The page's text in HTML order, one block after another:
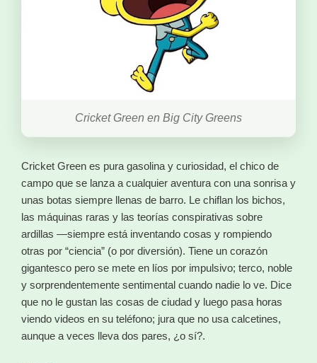
Cricket Green en Big City Greens
Cricket Green es pura gasolina y curiosidad, el chico de
campo que se lanza a cualquier aventura con una sonrisa y
unas botas siempre llenas de barro. Le chiflan los bichos,
las máquinas raras y las teorías conspirativas sobre
ardillas —siempre está inventando cosas y rompiendo
otras por “ciencia” (o por diversión). Tiene un corazón
gigantesco pero se mete en líos por impulsivo; terco, noble
y sorprendentemente sentimental cuando nadie lo ve. Dice
que no le gustan las cosas de ciudad y luego pasa horas
viendo videos en su teléfono; jura que no usa calcetines,
aunque a veces lleva dos pares, ¿o sí?.